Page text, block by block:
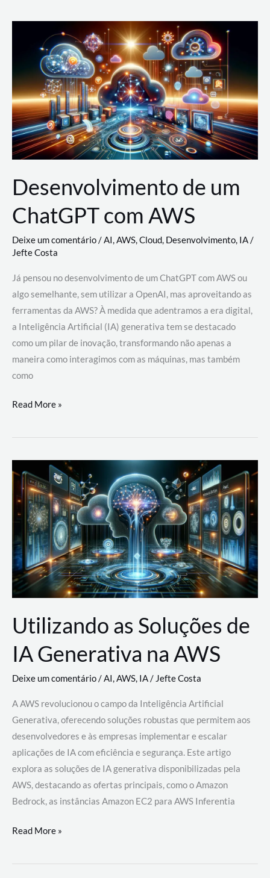
Nuvem:
Google
Cloud,
AWS
e
Azure
Desenvolvimento de um
ChatGPT com AWS
Deixe um comentário/AI,AWS,Cloud, Desenvolvimento, IA/
Jefte Costa
Já pensou no desenvolvimento de um ChatGPT com AWS ou
algo semelhante, sem utilizar a OpenAI, mas aproveitando as
ferramentas da AWS? À medida que adentramos a era digital,
a Inteligência Artificial (IA) generativa tem se destacado
como um pilar de inovação, transformando não apenas a
maneira como interagimos com as máquinas, mas também
como
Desenvolvimento
um
com
AWS
Read More »
Utilizando as Soluções de
IA Generativa na AWS
Deixe um comentário/AI,AWS, IA/Jefte Costa
A AWS revolucionou o campo da Inteligência Artificial
Generativa, oferecendo soluções robustas que permitem aos
desenvolvedores e às empresas implementar e escalar
aplicações de IA com eficiência e segurança. Este artigo
explora as soluções de IA generativa disponibilizadas pela
AWS, destacando as ofertas principais, como o Amazon
Bedrock, as instâncias Amazon EC2 para AWS Inferentia
Utilizando
Soluções
Read More »